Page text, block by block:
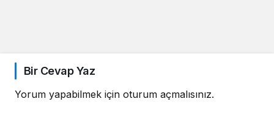
Bir Cevap Yaz
Yorum yapabilmek için oturum açmalısınız.